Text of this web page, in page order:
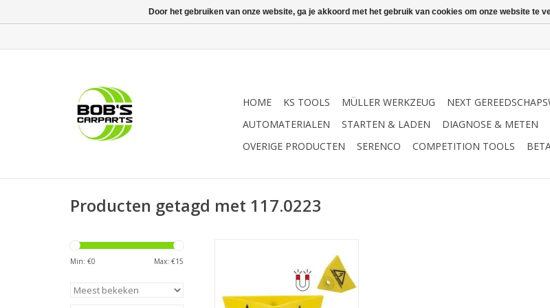
HOME KS TOOLS MÜLLER WERKZEUG NEXT
AUTOMATERIALEN
STARTEN & LADEN DIAGNOSE & METEN
OVERIGE PRODUCTEN
SERENCO COMPETITION TOOLS
Producten getagd met 117.0223
Min: €0 Max: €15
Weerbestendig | - Met
waterafvoergat in de bodem | -
Ingegoten bodemmagneten voor
bevestiging van de drager op
Door het gebruiken van onze website, ga je akkoord met het gebruik van cookies om onze website te